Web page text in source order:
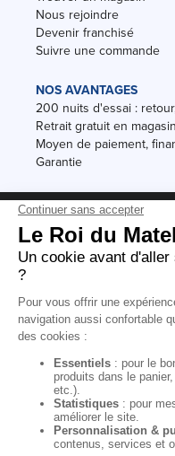
Nous rejoindre
Devenir franchisé
Suivre une commande
NOS AVANTAGES
200 nuits d'essai :
Retrait gratuit en
Moyen de paiement,
Garantie
Conditions des offres
Black Friday
Destockage
Conditions Générales de
Mentions Légales
Données personnelles
Codes promo Le Roi du